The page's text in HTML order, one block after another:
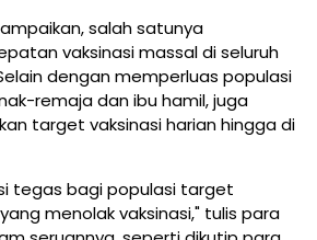
salah satunya
vaksinasi massal di seluruh
dengan memperluas populasi
remaja dan ibu hamil, juga
target vaksinasi harian hingga di
tegas bagi populasi target
menolak vaksinasi," tulis para